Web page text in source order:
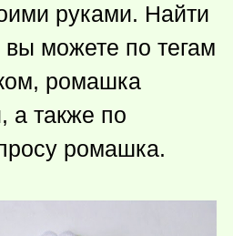
руками. Найти
можете по тегам
ромашка
а также по
ромашка.